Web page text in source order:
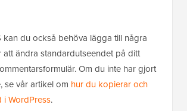
kan du också behöva lägga till några
ändra standardutseendet på ditt
Om du inte har gjort
se vår artikel om hur du kopierar och
i WordPress.